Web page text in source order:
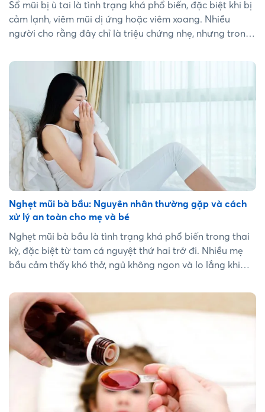
Sổ mũi bị ù tai là tình trạng khá phổ biến, đặc biệt khi bị
cảm lạnh, viêm mũi dị ứng hoặc viêm xoang. Nhiều
người cho rằng đây chỉ là triệu chứng nhẹ, nhưng trong
viêm tai giữa hoặc rối loạn vòi nhĩ. Hiểu rõ nguyên nhân
và cách xử lý sẽ giúp giảm nhanh triệu chứng và phòng
tránh biến chứng....
Nghẹt mũi bà bầu: Nguyên nhân thường gặp và cách
xử lý an toàn cho mẹ và bé
Nghẹt mũi bà bầu là tình trạng khá phổ biến trong thai
kỳ, đặc biệt từ tam cá nguyệt thứ hai trở đi. Nhiều mẹ
bầu cảm thấy khó thở, ngủ không ngon và lo lắng khi
nhân gây nghẹt mũi và lựa chọn phương pháp xử lý phù
hợp giúp giảm triệu chứng hiệu quả mà vẫn đảm bảo
an toàn cho thai nhi....